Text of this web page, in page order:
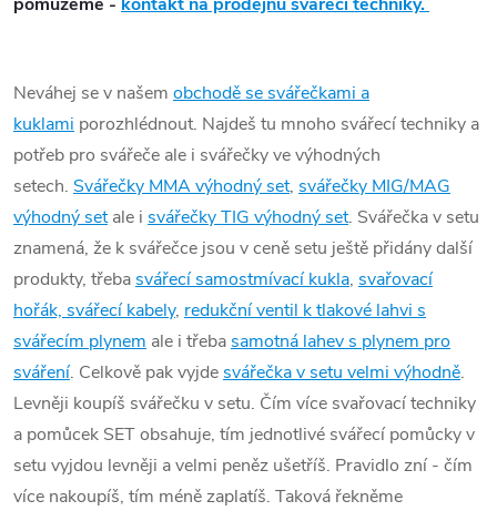
Neváhej se v našem obchodě se svářečkami a
kuklami porozhlédnout. Najdeš tu mnoho svářecí techniky a
potřeb pro svářeče ale i svářečky ve výhodných
setech. Svářečky MMA výhodný set, svářečky MIG/MAG
výhodný setale i svářečky TIG výhodný set. Svářečka v setu
znamená, že k svářečce jsou v ceně setu ještě přidány další
produkty, třebasvářecí samostmívací kukla, svařovací
hořák, svářecí kabely, redukční ventil k tlakové lahvi s
svářecím plynem ale i třebasamotná lahev s plynem pro
sváření. Celkově pak vyjdesvářečka v setu velmi výhodně.
Levněji koupíš svářečku v setu. Čím více svařovací techniky
a pomůcek SET obsahuje, tím jednotlivé svářecí pomůcky v
setu vyjdou levněji a velmi peněz ušetříš. Pravidlo zní - čím
více nakoupíš, tím méně zaplatíš. Taková řekněme